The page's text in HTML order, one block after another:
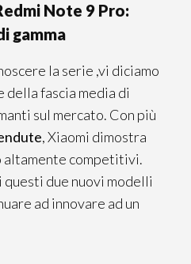
Note 9 Pro:
gamma
la serie ,vi diciamo
della fascia media di
sul mercato. Con più
, Xiaomi dimostra
altamente competitivi.
questi due nuovi modelli
ad innovare ad un